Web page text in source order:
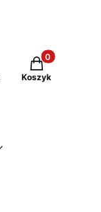
Produkty w
Koszyk